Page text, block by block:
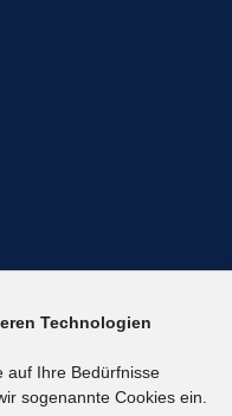
Technologien
auf Ihre Bedürfnisse
sogenannte Cookies ein.